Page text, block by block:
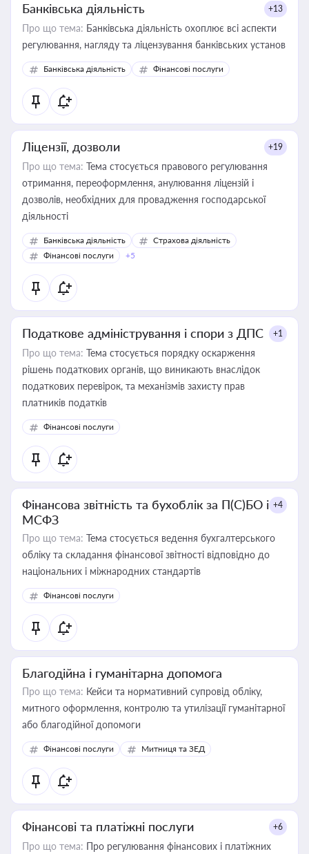
Банківська діяльність +13
Про що тема: Банківська діяльність охоплює всі аспекти
регулювання, нагляду та ліцензування банківських установ
Банківська діяльність Фінансові послуги
Ліцензії, дозволи +19
Про що тема: Тема стосується правового регулювання
отримання, переоформлення, анулювання ліцензій і
дозволів, необхідних для провадження господарської
діяльності
Банківська діяльність
Страхова діяльність
Фінансові послуги
+5
Податкове адміністрування і спори з ДПС +1
Про що тема: Тема стосується порядку оскарження
рішень податкових органів, що виникають внаслідок
податкових перевірок, та механізмів захисту прав
платників податків
Фінансові послуги
Фінансова звітність та бухоблік за П(С)БО і
МСФЗ
+4
Про що тема: Тема стосується ведення бухгалтерського
обліку та складання фінансової звітності відповідно до
національних і міжнародних стандартів
Фінансові послуги
Благодійна і гуманітарна допомога
Про що тема: Кейси та нормативний супровід обліку,
митного оформлення, контролю та утилізації гуманітарної
або благодійної допомоги
Фінансові послуги Митниця та ЗЕД
Фінансові та платіжні послуги +6
Про що тема: Про регулювання фінансових і платіжних